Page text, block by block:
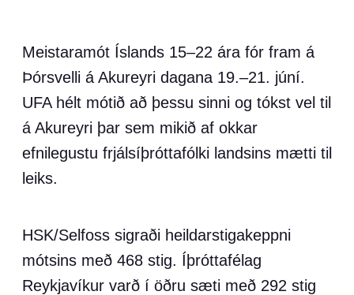
Meistaramót Íslands 15–22 ára fór fram á
Þórsvelli á Akureyri dagana 19.–21. júní.
UFA hélt mótið að þessu sinni og tókst vel til
á Akureyri þar sem mikið af okkar
efnilegustu frjálsíþróttafólki landsins mætti til
leiks.
HSK/Selfoss sigraði heildarstigakeppni
mótsins með 468 stig. Íþróttafélag
Reykjavíkur varð í öðru sæti með 292 stig